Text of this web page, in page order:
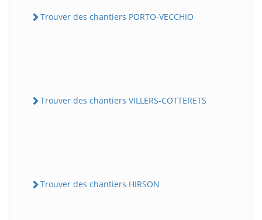
Trouver des chantiers PORTO-VECCHIO
Trouver des chantiers VILLERS-COTTERETS
Trouver des chantiers HIRSON